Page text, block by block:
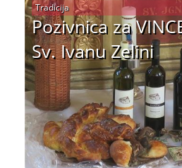
Pozivnica za
Sv. Ivanu Zelini
Tradicija